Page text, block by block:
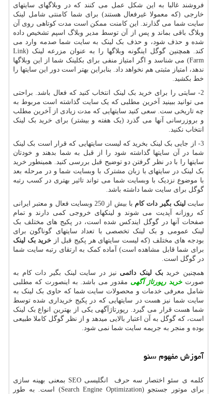
فروشند غالبا به این شکل عمل می کنند که در وبلاگهای سایتهای
خارجی (که معمولا غیرفعال هستند) برای شما کامنتی شامل لینک
سایت شما می گذارند. این کامنت ممکن است مدت کوتاهی روی آن
وبلاگ باقی بماند و پس از آن توسط مدیر وبلاگ اسپم تشخیص داده
شده و حذف شود، و حذف بک لینک به سایت شما صدمه وارد می
کند. همچنین گوگل اینگونه وبلاگها را به عنوان مزرعه لینک (Link
Farm) می شناسد و اگر امتیاز منفی برای بکلینک شما از این وبلاگها
ندهد، امتیاز مثبتی هم نخواهد داد. بنابراین بهتر است دور این سایتها را
خط بکشید.
2- سایتی را برای خرید بک لینک انتخاب کنید که فعال باشد. براحتی
می توانید ببینید آخرین مطلبی که یک سایت گذاشته است مربوط به
چه تاریخی ست. سعی کنید سایتهایی که مدت زیادی از آخرین مطلب
و بروزرسانی آنها می گذرد (یک هفته و بیشتر) برای خرید بک لینک
انتخاب نکنید.
3- از جایی بک لینک بخرید که لیست سایتهایی که قرار است بک لینک
شما در آن سایتها گذاشته شود را از قبل به شما بدهند و خودتان
سایتها را با در نظر گرفتن دو توضیح قبل بررسی کنید. همینطور خرید
بک لینک در سایتهای با زبان مشترک با وبسایت شما و در مرحله بعد
با موضوع نزدیک با وبسایت شما می تواند تاثیر بهتری در کسب رتبه
گوگل برای سایت شما داشته باشد.
سایتلینک بگیر دات کام
با بیش از 250 وبسایت فعال و معتبر ایرانی
که روزانه آپدیت می شوند و لینکهای خروجی کمی دارند و تمام
صفحات آنها در گوگل ایندکس شده است، در پکیج های مختلف بک
لینک عمومی و بک لینک تخصصی با تعداد سایتهای گوناگون برای
بودجه های مختلف (که لیست سایتهای هر پکیج قبل از خرید بک لینک
برای شما قابل مشاهده است) آماده کمک به ارتقای رتبه سایت شما
در گوگل است.
همچنین خریدبک لینک دائمی نیز در سایت لینک بگیر دات کام به
صورتخرید رپورتاژ آگهی مقدور می باشد. به اینصورت که مطلبی
شامل معرفی خدمات و محصولات سایت شما که حاوی بک لینک به
سایت شما نیز هست در سایتهایی که در پکیج خریداری شده توسط
شما هست قرار می گیرد. رپورتاژآگهی یکی از بهترین انواع بک لینک
است، که گوگل به آن اعتبار بالایی میدهد و از نظر گوگل کاملا طبیعی
بوده و منجر به جریمه سایت شما نمی شود.
آموزش مفهوم سئو
کلمه ی سئو اختصار سه حرف انگلیسیSEO بمعنی بهینه سازی
برای موتور جستجو (Search Engine Optimization) است. به طور